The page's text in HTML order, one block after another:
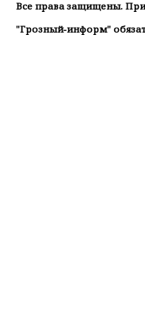
Все права защищены.
"Грозный-информ"